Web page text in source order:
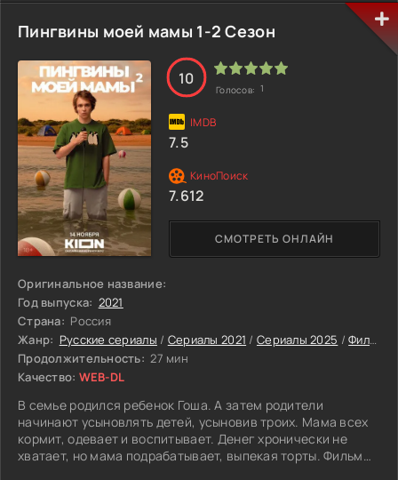
выбирают цель и уходят вглубь дикой местности, не особо
думая о последствиях. Азарт быстро берёт верх, и охота
перестаёт быть просто развлечением.
Очень скоро становится ясно, что они недооценили
место. Погода меняется резко, вокруг опасные склоны,
холод и полная изоляция. Любая ошибка может
обернуться серьёзными проблемами. Но главное
испытание ждёт их не снаружи, а внутри. В экстремальных
условиях наружу выходят страхи, скрытые обиды и
настоящие мотивы. И теперь каждому придётся решать,
на что он готов ради себя и другого.
Пингвины моей мамы 1-2 Сезон
Оригинальное название:
Год выпуска: 2021
Страна: Россия
Жанр: Русские сериалы / Сериалы 2021 / Сериалы 2025 /Фильмы
Продолжительность: 27 мин
Качество: WEB-DL
В семье родился ребенок Гоша. А затем родители
начинают усыновлять детей, усыновив троих. Мама всех
кормит, одевает и воспитывает. Денег хронически не
хватает, но мама подрабатывает, выпекая торты. Фильм
СМОТРЕТЬ ОНЛАЙН
10
Голосов: 1
7.5
7.612